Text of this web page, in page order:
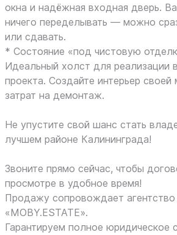
окна и надёжная входная дверь.
ничего переделывать — можно
или сдавать.
* Состояние «под чистовую
Идеальный холст для реализации
проекта. Создайте интерьер
затрат на демонтаж.
Не упустите свой шанс стать
лучшем районе Калининграда!
Звоните прямо сейчас, чтобы
просмотре в удобное время!
Продажу сопровождает
«MOBY.ESTATE».
Гарантируем полное юридическое